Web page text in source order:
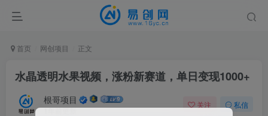
首页 网创项目 正文
水晶透明水果视频，涨粉新赛道，单日变现1000+
根哥项目
1年前更新
关注 私信